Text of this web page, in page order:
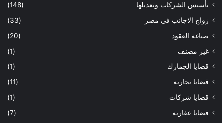
تأسيس الشركات وتعديلها
(148)
زواج الاجانب في مصر
(33)
صياغة العقود
(20)
غير مصنف
(1)
قضايا الجمارك
(1)
قضايا تجاريه
(11)
قضايا شركات
(1)
قضايا عقاريه
(7)